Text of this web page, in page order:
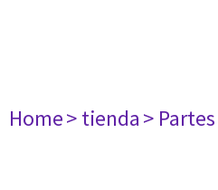
Home> tienda> Partes